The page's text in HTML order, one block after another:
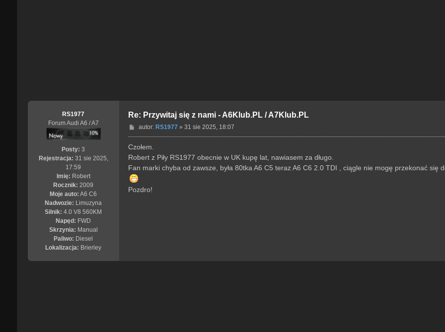
RS1977
Forum Audi A6 / A7
Posty: 3
Rejestracja: 31 sie 2025,
17:59
Imię: Robert
Rocznik: 2009
Moje auto: A6 C6
Nadwozie: Limuzyna
Silnik: 4.0 V8 560KM
Napęd: FWD
Skrzynia: Manual
Paliwo: Diesel
Lokalizacja: Brierley
Re: Przywitaj się z nami - A6Klub.PL / A7Klub.PL
P
o
s
t
autor: RS1977 » 31 sie 2025, 18:07
Czołem.
Robert z Piły RS1977 obecnie w UK kupę lat, nawiasem za długo.
Fan marki chyba od zawsze, była 80tka A6 C5 teraz A6 C6 2.0 TDI , ciągle nie mogę przekonać się
Pozdro!